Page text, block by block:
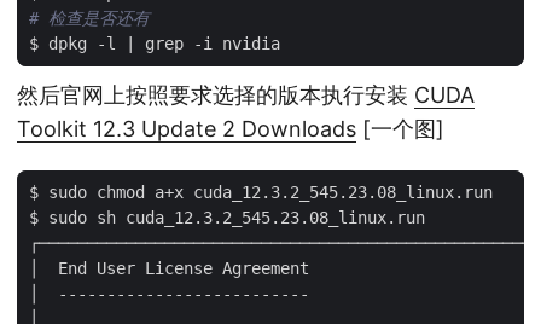
# 检查是否还有
$ dpkg -l
然后官网上按照要求选择的版本执行安装 CUDA
Toolkit 12.3 Update 2 Downloads [一个图]